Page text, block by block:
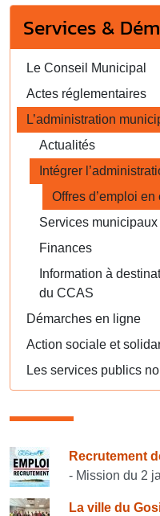
Services &
Le Conseil Municipal
Actes réglementaires
L’administration
Actualités
Intégrer
Offres d’emploi en
Services municipaux
Finances
Information à
du CCAS
Démarches en ligne
Action sociale et
Les services publics
ConsulterRecrutement
- Mission du 2
La ville du